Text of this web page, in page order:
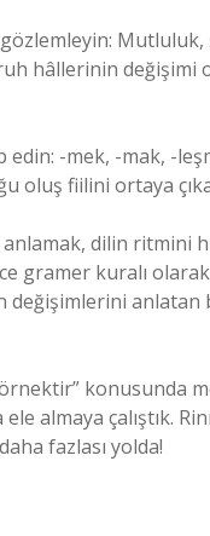
Mutluluk,
hâllerinin değişimi
edin: -mek, -mak, -
oluş fiilini ortaya
dilin ritmini
gramer kuralı
değişimlerini anlatan
konusunda
ele almaya çalıştık.
fazlası yolda!